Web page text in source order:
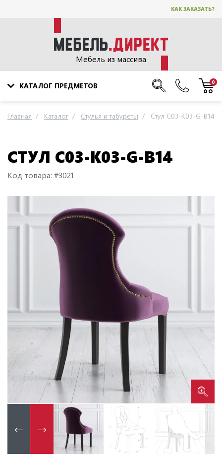
КАК ЗАКАЗАТЬ?
Мебель из массива
КАТАЛОГ ПРЕДМЕТОВ 0
Главная Каталог Стулья и табуреты Стул C03-K03-G-B14
СТУЛ C03-K03-G-B14
Код товара: #3021